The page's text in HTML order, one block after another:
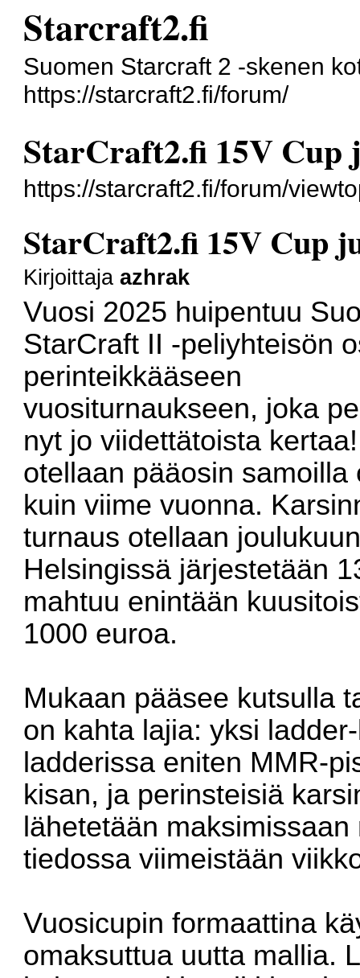
Starcraft2.fi
Suomen Starcraft 2 -skenen
https://starcraft2.fi/forum/
StarCraft2.fi 15V Cup
https://starcraft2.fi/forum/
StarCraft2.fi 15V Cup
Kirjoittajaazhrak
Vuosi 2025 huipentuu
StarCraft II -peliyhteisön
perinteikkääseen
vuositurnaukseen, joka
nyt jo viidettätoista
otellaan pääosin samoilla
kuin viime vuonna.
turnaus otellaan
Helsingissä järjestetään
mahtuu enintään
1000 euroa.
Mukaan pääsee kutsulla
on kahta lajia: yksi
ladderissa eniten MMR-
kisan, ja perinsteisiä
lähetetään
tiedossa viimeistään
Vuosicupin formaattina
omaksuttua uutta mallia.